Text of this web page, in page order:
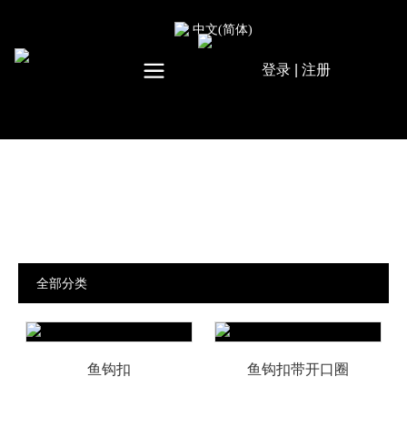
中文(简体)
登录 |注册
全部分类
鱼钩扣 鱼钩扣带开口圈